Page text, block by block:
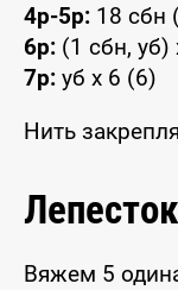
4р-5р: 18 сбн
6р: (1 сбн, уб)
7р: уб x 6 (6)
Нить
Лепесток
Вяжем 5